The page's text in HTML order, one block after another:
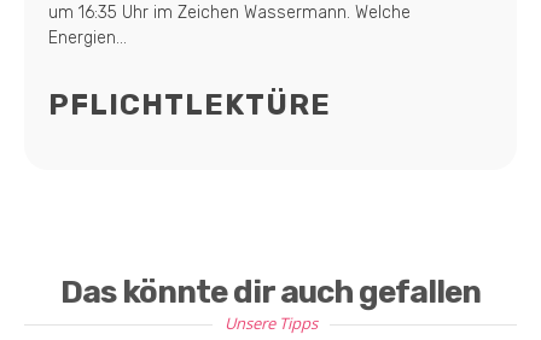
um 16:35 Uhr im Zeichen Wassermann. Welche
Energien...
PFLICHTLEKTÜRE
Das könnte dir auch gefallen
Unsere Tipps